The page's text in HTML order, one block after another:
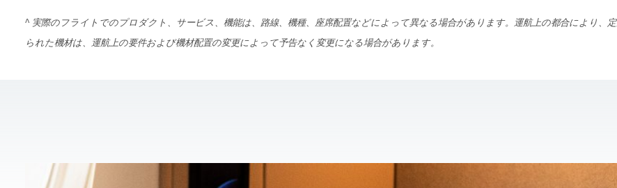
^ 実際のフライトでのプロダクト、サービス、機能は、路線、機種、座席配置などによって異なる場合があります。運航上の都合により、
られた機材は、運航上の要件および機材配置の変更によって予告なく変更になる場合があります。